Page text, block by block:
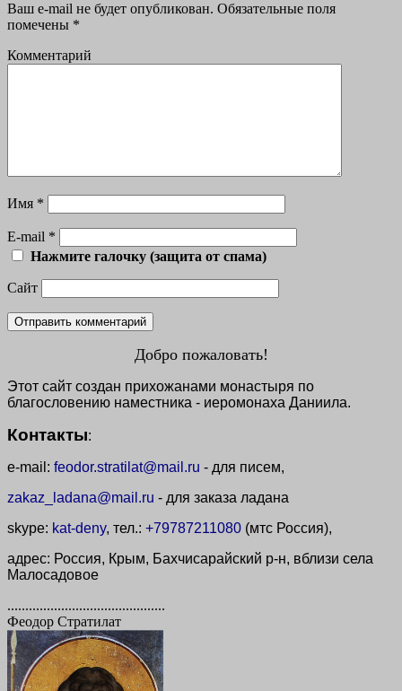
Ваш e-mail не будет опубликован. Обязательные поля
помечены *
Комментарий
Имя *
E-mail *
Нажмите галочку (защита от спама)
Сайт
Добро пожаловать!
Этот сайт создан прихожанами монастыря по
благословению наместника - иеромонаха Даниила.
Контакты:
e-mail: feodor.stratilat@mail.ru - для писем,
zakaz_ladana@mail.ru - для заказа ладана
skype: kat-deny, тел.: +79787211080 (мтс Россия),
адрес: Россия, Крым, Бахчисарайский р-н, вблизи села
Малосадовое
............................................
Феодор Стратилат